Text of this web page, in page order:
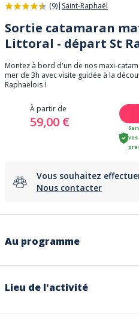
(9)| Saint-Raphaël
Sortie catamaran
Littoral - départ St
Montez à bord d'un de nos maxi-
mer de 3h avec visite guidée à la
Raphaëlois !
À partir de
59,00 €
Vous souhaitez
Nous contacter
Au programme
mer de 3h avec visite guidée à la
et des mesures de sécurité
Lieu de l'activité